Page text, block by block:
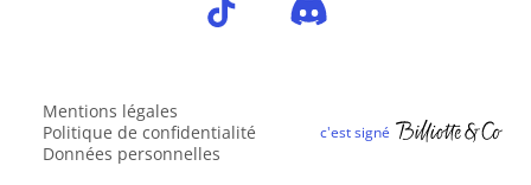
Mentions légales
Politique de confidentialité
Données personnelles